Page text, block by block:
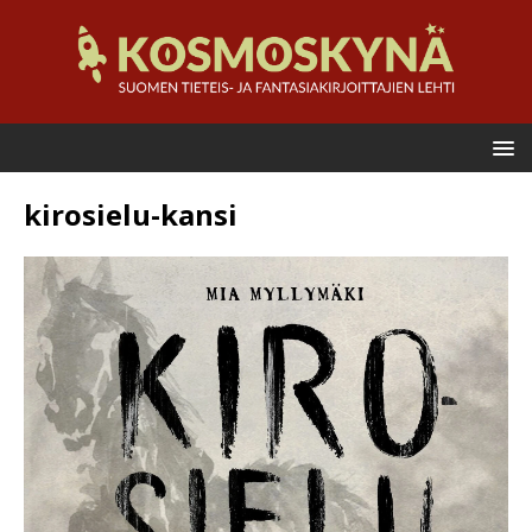
kirosielu-kansi